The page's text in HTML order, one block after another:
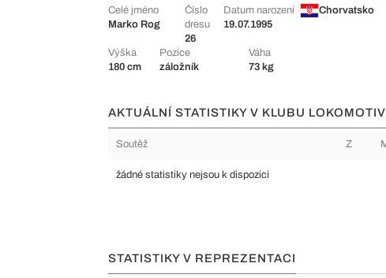
Celé jméno
Marko Rog
Číslo
dresu
26
Datum narození
19.07.1995
Výška
180 cm
Pozice
záložník
Váha
73 kg
Chorvatsko
AKTUÁLNÍ STATISTIKY V KLUBU
Soutěž Z
žádné statistiky nejsou k dispozici
STATISTIKY V REPREZENTACI